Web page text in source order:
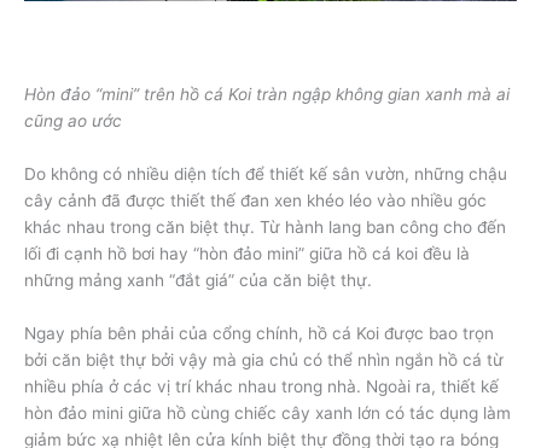
Hòn đảo “mini” trên hồ cá Koi tràn ngập không gian xanh mà ai
cũng ao ước
Do không có nhiều diện tích để thiết kế sân vườn, những chậu
cây cảnh đã được thiết thế đan xen khéo léo vào nhiều góc
khác nhau trong căn biệt thự. Từ hành lang ban công cho đến
lối đi cạnh hồ bơi hay “hòn đảo mini” giữa hồ cá koi đều là
những mảng xanh “đắt giá” của căn biệt thự.
Ngay phía bên phải của cổng chính, hồ cá Koi được bao trọn
bởi căn biệt thự bởi vậy mà gia chủ có thể nhìn ngắn hồ cá từ
nhiều phía ở các vị trí khác nhau trong nhà. Ngoài ra, thiết kế
hòn đảo mini giữa hồ cùng chiếc cây xanh lớn có tác dụng làm
giảm bức xạ nhiệt lên cửa kính biệt thự đồng thời tạo ra bóng